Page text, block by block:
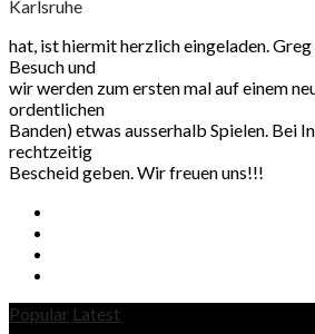
Karlsruhe
hat, ist hiermit herzlich eingeladen.
Besuch und
wir werden zum ersten mal auf einem
ordentlichen
Banden) etwas ausserhalb Spielen. Bei
rechtzeitig
Bescheid geben. Wir freuen uns!!!
Popular Latest